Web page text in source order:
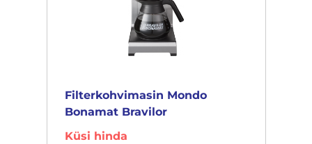
Filterkohvimasin Mondo
Bonamat Bravilor
Küsi hinda